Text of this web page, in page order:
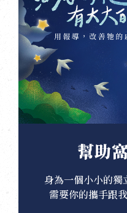
幫助
身為一個小小的獨
需要你的攜手跟